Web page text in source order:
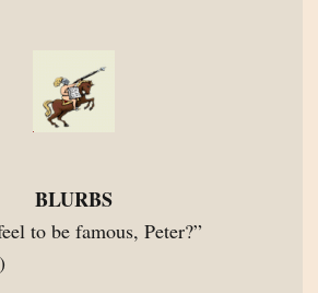
BLURBS
to be famous, Peter?”
)